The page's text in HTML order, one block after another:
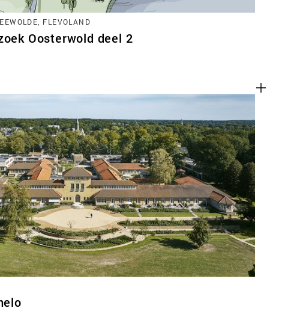
FLEVOLAND
Oosterwold deel 2